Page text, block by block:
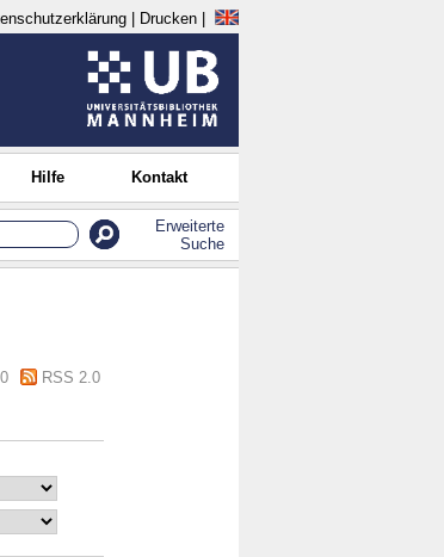
Drucken
Hilfe Kontakt
Erweiterte
Suche
RSS 2.0